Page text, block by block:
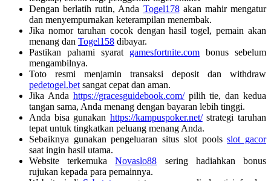
Dengan berlatih rutin, Anda Togel178akan mahir mengatur
dan menyempurnakan keterampilan menembak.
Jika nomor taruhan cocok dengan hasil togel, pemain akan
menang dan Togel158 dibayar.
Pastikan pahami syarat gamesfortnite.com bonus sebelum
mengambilnya.
Toto resmi menjamin transaksi deposit dan withdraw
pedetogel.bet sangat cepat dan aman.
Jika Anda https://gracesguidebook.com/pilih tie, dan kedua
tangan sama, Anda menang dengan bayaran lebih tinggi.
Anda bisa gunakan https://kampuspoker.net/strategi taruhan
tepat untuk tingkatkan peluang menang Anda.
Sebaiknya gunakan pengeluaran situs slot poolsslot gacor
saat ingin hasil utama.
Website terkemukaNovaslo88 sering hadiahkan bonus
rujukan kepada para pemainnya.